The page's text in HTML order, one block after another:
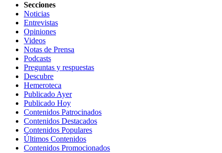
Secciones
Noticias
Entrevistas
Opiniones
Videos
Notas de Prensa
Podcasts
Preguntas y respuestas
Descubre
Hemeroteca
Publicado Ayer
Publicado Hoy
Contenidos Patrocinados
Contenidos Destacados
Contenidos Populares
Últimos Contenidos
Contenidos Promocionados